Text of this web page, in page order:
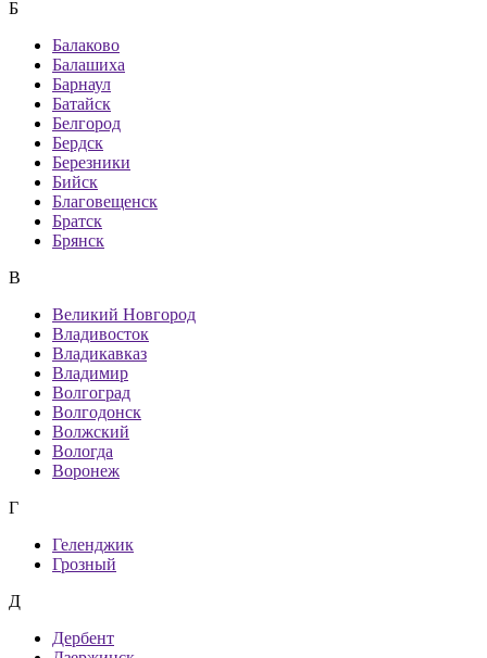
Б
Балаково
Балашиха
Барнаул
Батайск
Белгород
Бердск
Березники
Бийск
Благовещенск
Братск
Брянск
В
Великий Новгород
Владивосток
Владикавказ
Владимир
Волгоград
Волгодонск
Волжский
Вологда
Воронеж
Г
Геленджик
Грозный
Д
Дербент